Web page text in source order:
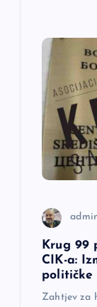
Krug 99
CIK-a:
političke
Zahtjev za